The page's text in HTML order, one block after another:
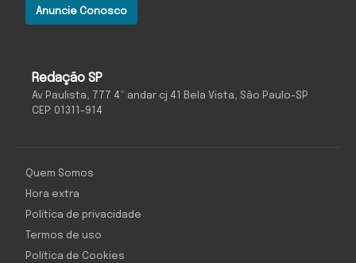
Redação SP
Av Paulista, 777 4º andar cj 41 Bela Vista, São Paulo-SP
CEP: 01311-914
Anuncie Conosco
Quem Somos
Hora extra
Política de privacidade
Termos de uso
Política de Cookies